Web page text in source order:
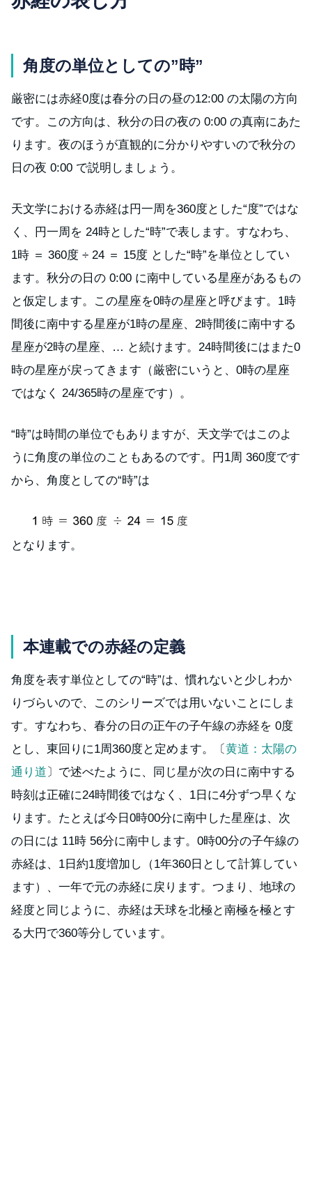
角度の単位としての”時”
厳密には赤経0度は春分の日の昼の12:00 の太陽の方向
です。この方向は、秋分の日の夜の 0:00 の真南にあた
ります。夜のほうが直観的に分かりやすいので秋分の
日の夜 0:00 で説明しましょう。
天文学における赤経は円一周を360度とした“度”ではな
く、円一周を 24時とした“時”で表します。すなわち、
1時 ＝ 360度 ÷ 24 ＝ 15度 とした“時”を単位としてい
ます。秋分の日の 0:00 に南中している星座があるもの
と仮定します。この星座を0時の星座と呼びます。1時
間後に南中する星座が1時の星座、2時間後に南中する
星座が2時の星座、… と続けます。24時間後にはまた0
時の星座が戻ってきます（厳密にいうと、0時の星座
ではなく 24/365時の星座です）。
“時”は時間の単位でもありますが、天文学ではこのよ
うに角度の単位のこともあるのです。円1周 360度です
から、角度としての“時”は
となります。
本連載での赤経の定義
角度を表す単位としての“時”は、慣れないと少しわか
りづらいので、このシリーズでは用いないことにしま
す。すなわち、春分の日の正午の子午線の赤経を 0度
とし、東回りに1周360度と定めます。〔 黄道：太陽の
通り道 〕で述べたように、同じ星が次の日に南中する
時刻は正確に24時間後ではなく、1日に4分ずつ早くな
ります。たとえば今日0時00分に南中した星座は、次
の日には 11時 56分に南中します。0時00分の子午線の
赤経は、1日約1度増加し（1年360日として計算してい
ます）、一年で元の赤経に戻ります。つまり、地球の
経度と同じように、赤経は天球を北極と南極を極とす
る大円で360等分しています。